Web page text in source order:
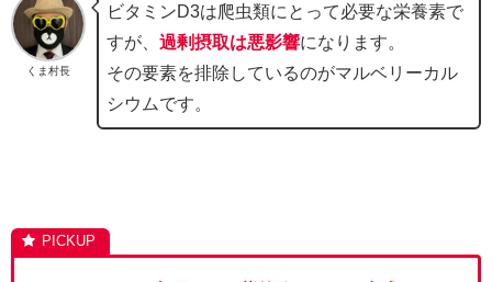
くま村長
ビタミンD3は爬虫類にとって必要な栄養素で
すが、過剰摂取は悪影響になります。
その要素を排除しているのがマルベリーカル
シウムです。